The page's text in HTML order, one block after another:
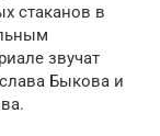
стаканов в
звучат
Быкова и